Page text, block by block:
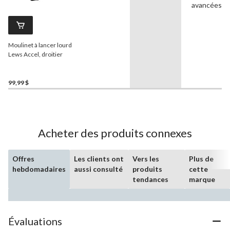
Moulinet à lancer lourd
Lews Accel, droitier
99,99 $
avancées
Acheter des produits connexes
Offres
hebdomadaires
Les clients ont
aussi consulté
Vers les
produits
tendances
Plus de
cette
marque
Évaluations